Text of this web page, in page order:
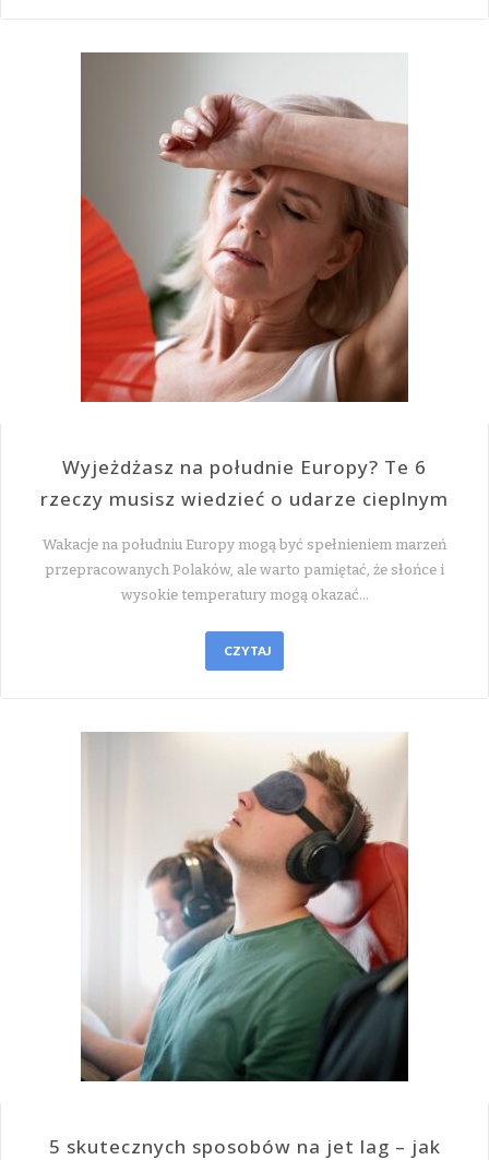
Wyjeżdżasz na południe Europy? Te 6
rzeczy musisz wiedzieć o udarze cieplnym
Wakacje na południu Europy mogą być spełnieniem marzeń
przepracowanych Polaków, ale warto pamiętać, że słońce i
wysokie temperatury mogą okazać…
CZYTAJ
5 skutecznych sposobów na jet lag – jak